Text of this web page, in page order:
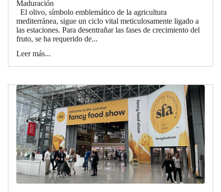
Maduración
El olivo, símbolo emblemático de la agricultura
mediterránea, sigue un ciclo vital meticulosamente ligado a
las estaciones. Para desentrañar las fases de crecimiento del
fruto, se ha requerido de...
Leer más...